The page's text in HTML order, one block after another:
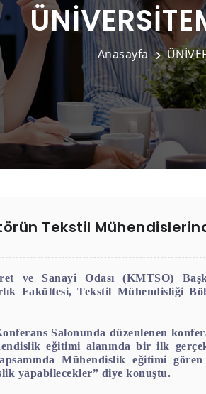
Anasayfa
Tekstil
ve Sanayi Odası (KMTSO)
Fakültesi, Tekstil Mühendisliği
Salonunda düzenlenen
eğitimi alanında bir ilk
Mühendislik eğitimi
yapabilecekler” diye konuştu.